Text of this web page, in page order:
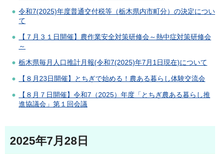
令和7(2025)年度普通交付税等（栃木県内市町分）の決定につい
て
【７月３１日開催】農作業安全対策研修会～熱中症対策研修会
～
栃木県毎月人口推計月報(令和7(2025)年7月1日現在)について
【８月23日開催】とちぎで始める！農ある暮らし体験交流会
【８月７日開催】令和7（2025）年度「とちぎ農ある暮らし推
進協議会」第１回会議
2025年7月28日